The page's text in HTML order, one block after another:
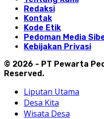
Redaksi
Kontak
Kode Etik
Pedoman Media
Kebijakan Privasi
© 2026 - PT Pewarta
Reserved.
Liputan Utama
Desa Kita
Wisata Desa